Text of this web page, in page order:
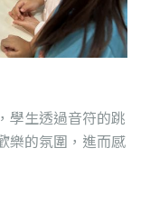
學生透過音符的跳
樂的氛圍，進而感